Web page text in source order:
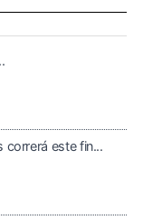
correrá este fin...